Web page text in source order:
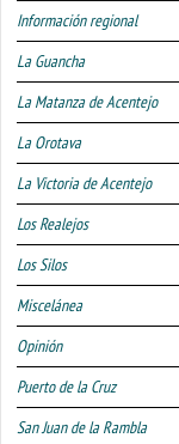
Información regional
La Guancha
La Matanza de Acentejo
La Orotava
La Victoria de Acentejo
Los Realejos
Los Silos
Miscelánea
Opinión
Puerto de la Cruz
San Juan de la Rambla